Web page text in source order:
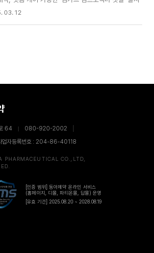
03. 12
64
080-920-2002
업자등록번호 : 204-86-40118
PHARMACEUTICAL CO.,LTD,
[인증 범위] 동아제약 온라인 서비스
(홈페이지, 디몰, 파티온몰, 답몰) 운영
[유효 기간] 2025.08.20 ~ 2028.08.19